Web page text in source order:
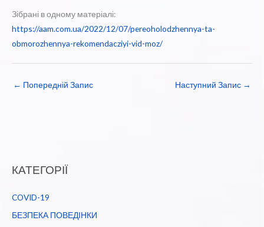
Зібрані в одному матеріалі:
https://aam.com.ua/2022/12/07/pereoholodzhennya-ta-
obmorozhennya-rekomendacziyi-vid-moz/
← Попередній Запис Наступний Запис →
КАТЕГОРІЇ
COVID-19
БЕЗПЕКА ПОВЕДІНКИ